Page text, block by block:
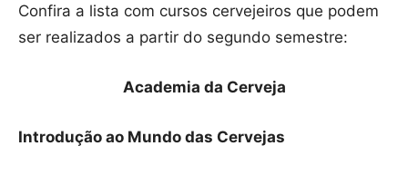
Confira a lista com cursos cervejeiros que podem
ser realizados a partir do segundo semestre:
Academia da Cerveja
Introdução ao Mundo das Cervejas